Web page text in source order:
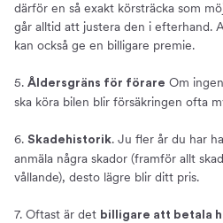
därför en så exakt körsträcka som
går alltid att justera den i efterhand.
kan också ge en billigare premie.
5. Åldersgräns för förare Om
ska köra bilen blir försäkringen ofta
6. Skadehistorik. Ju fler år du har
anmäla några skador (framför allt
vållande), desto lägre blir ditt pris.
7. Oftast är det billigare att betala